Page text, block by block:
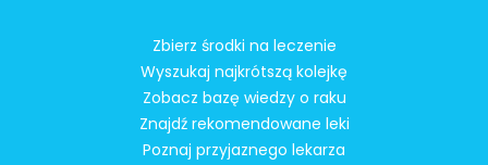
Zbierz środki na leczenie
Wyszukaj najkrótszą kolejkę
Zobacz bazę wiedzy o raku
Znajdź rekomendowane leki
Poznaj przyjaznego lekarza